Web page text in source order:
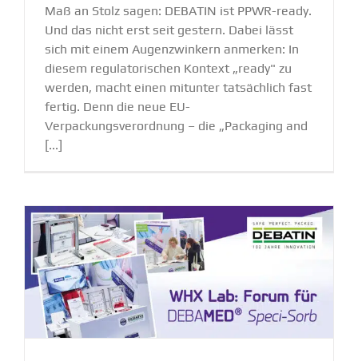
Maß an Stolz sagen: DEBATIN ist PPWR-ready.
Und das nicht erst seit gestern. Dabei lässt
sich mit einem Augenzwinkern anmerken: In
diesem regulatorischen Kontext „ready" zu
werden, macht einen mitunter tatsächlich fast
fertig. Denn die neue EU-
Verpackungsverordnung – die „Packaging and
[...]